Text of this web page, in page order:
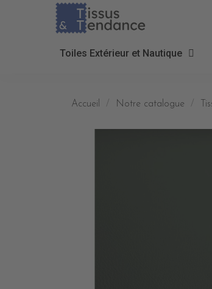
Toiles Extérieur et Nautique
Accueil Notre catalogue